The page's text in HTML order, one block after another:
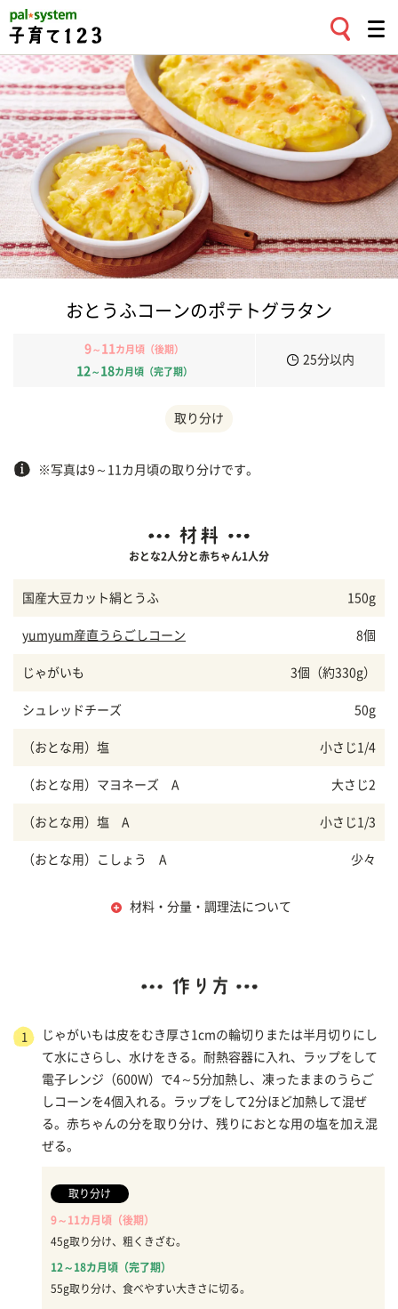
おとうふコーンのポテトグラタン
9～ 11 カ月頃（後期）
12 ～ 18カ月頃（完了期）
25分以内
取り分け
※写真は9～11カ月頃の取り分けです。
おとな2人分と赤ちゃん1人分
国産大豆カット絹とうふ 150g
yumyum産直うらごしコーン 8個
じゃがいも 3個（約330g）
シュレッドチーズ 50g
（おとな用）塩 小さじ1/4
（おとな用）マヨネーズ A 大さじ2
（おとな用）塩 A 小さじ1/3
（おとな用）こしょう A 少々
材料・分量・調理法について
1
じゃがいもは皮をむき厚さ1cmの輪切りまたは半月切りにし
て水にさらし、水けをきる。耐熱容器に入れ、ラップをして
電子レンジ（600W）で4～5分加熱し、凍ったままのうらご
しコーンを4個入れる。ラップをして2分ほど加熱して混ぜ
る。赤ちゃんの分を取り分け、残りにおとな用の塩を加え混
ぜる。
取り分け
9～11カ月頃（後期）
45g取り分け、粗くきざむ。
12～18カ月頃（完了期）
55g取り分け、食べやすい大きさに切る。